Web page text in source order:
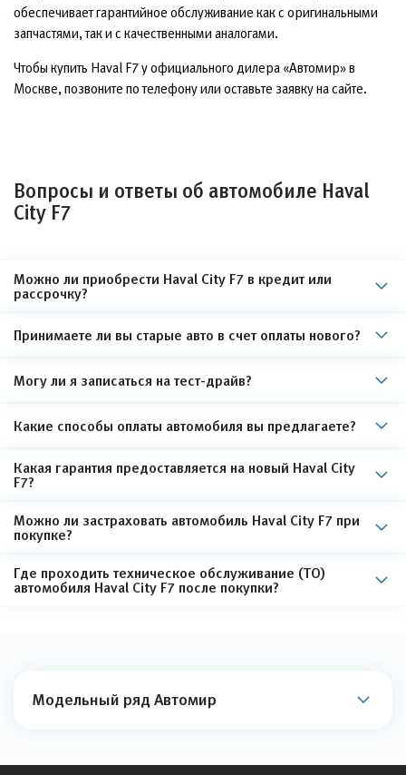
обеспечивает гарантийное обслуживание как с оригинальными
запчастями, так и с качественными аналогами.
Чтобы купить Haval F7 у официального дилера «Автомир» в
Москве, позвоните по телефону или оставьте заявку на сайте.
Вопросы и ответы об автомобиле Haval
City F7
Можно ли приобрести Haval City F7 в кредит или
рассрочку?
Принимаете ли вы старые авто в счет оплаты нового?
Могу ли я записаться на тест-драйв?
Какие способы оплаты автомобиля вы предлагаете?
Какая гарантия предоставляется на новый Haval City
F7?
Можно ли застраховать автомобиль Haval City F7 при
покупке?
Где проходить техническое обслуживание (ТО)
автомобиля Haval City F7 после покупки?
Модельный ряд Автомир